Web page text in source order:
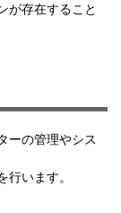
が存在すること
ーの管理やシス
行います。